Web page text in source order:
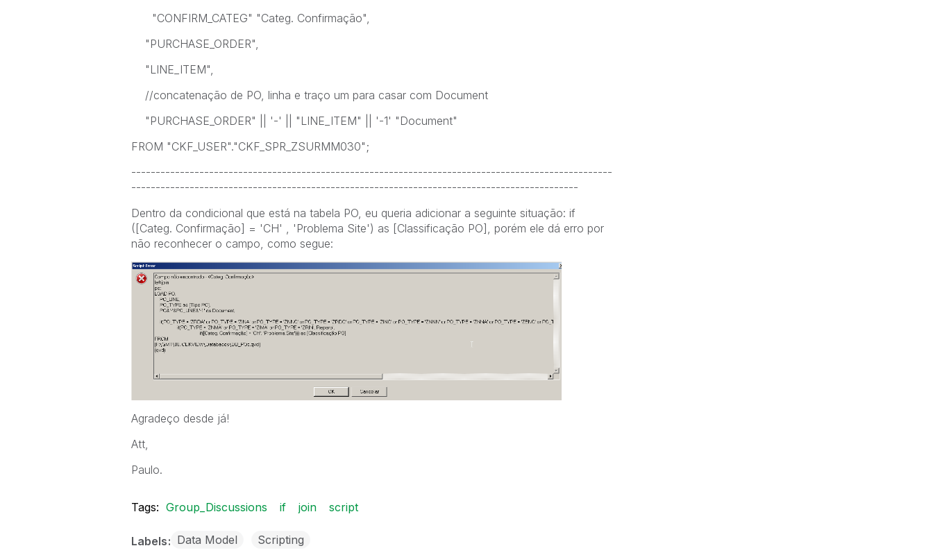
"CONFIRM_CATEG" "Categ. Confirmação",
"PURCHASE_ORDER",
"LINE_ITEM",
//concatenação de PO, linha e traço um para casar com Document
"PURCHASE_ORDER" || '-' || "LINE_ITEM" || '-1' "Document"
FROM "CKF_USER"."CKF_SPR_ZSURMM030";
---------------------------------------------------------------------------------------------------
--------------------------------------------------------------------------------------------
Dentro da condicional que está na tabela PO, eu queria adicionar a seguinte situação: if
([Categ. Confirmação] = 'CH' , 'Problema Site') as [Classificação PO], porém ele dá erro por
não reconhecer o campo, como segue:
Agradeço desde já!
Att,
Paulo.
Tags: Group_Discussions if join script
Labels Data Model Scripting